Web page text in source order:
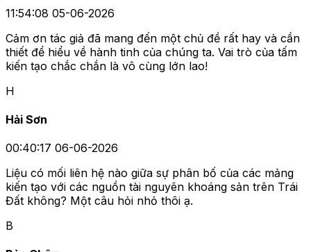
11:54:08 05-06-2026
Cảm ơn tác giả đã mang đến một chủ đề rất hay và cần
thiết để hiểu về hành tinh của chúng ta. Vai trò của tấm
kiến tạo chắc chắn là vô cùng lớn lao!
H
Hải Sơn
00:40:17 06-06-2026
Liệu có mối liên hệ nào giữa sự phân bố của các mảng
kiến tạo với các nguồn tài nguyên khoáng sản trên Trái
Đất không? Một câu hỏi nhỏ thôi ạ.
B